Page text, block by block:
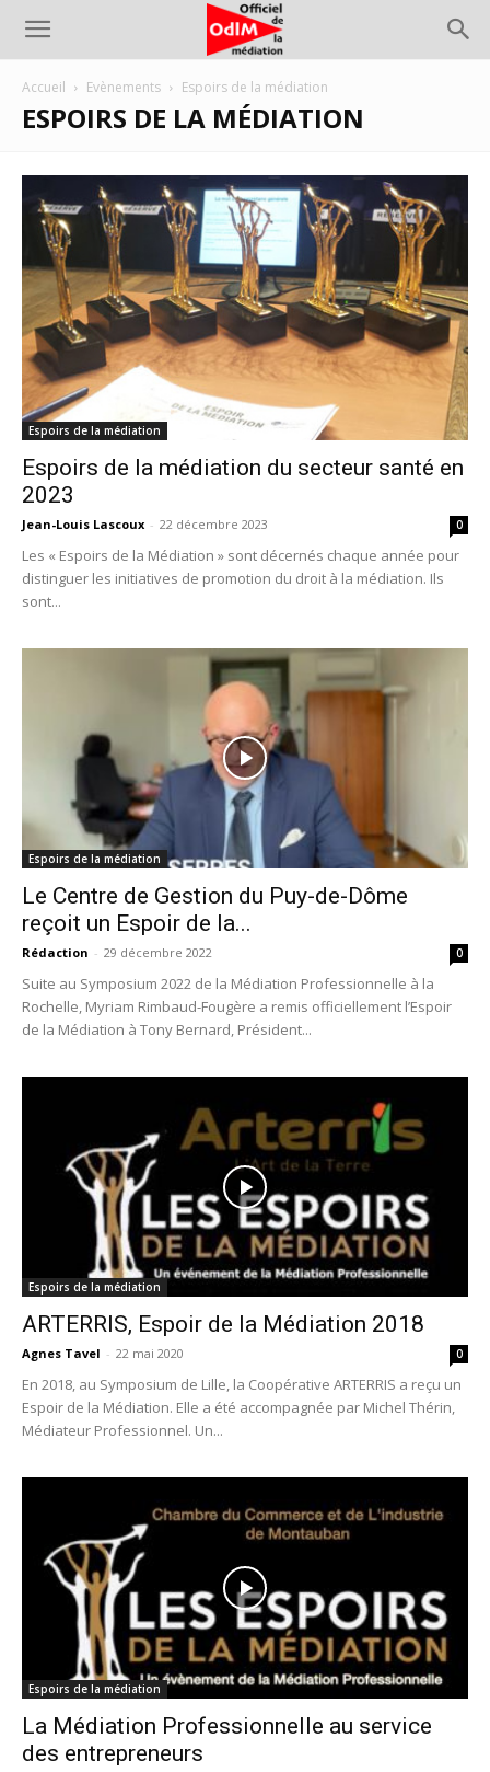
Accueil Evènements Espoirs de la médiation
ESPOIRS DE LA MÉDIATION
Espoirs de la médiation
Espoirs de la médiation du secteur santé en
2023
Jean-Louis Lascoux - 22 décembre 2023 0
Les « Espoirs de la Médiation » sont décernés chaque année pour
distinguer les initiatives de promotion du droit à la médiation. Ils
sont...
Espoirs de la médiation
Le Centre de Gestion du Puy-de-Dôme
reçoit un Espoir de la...
Rédaction - 29 décembre 2022 0
Suite au Symposium 2022 de la Médiation Professionnelle à la
Rochelle, Myriam Rimbaud-Fougère a remis officiellement l’Espoir
de la Médiation à Tony Bernard, Président...
Espoirs de la médiation
ARTERRIS, Espoir de la Médiation 2018
Agnes Tavel - 22 mai 2020 0
En 2018, au Symposium de Lille, la Coopérative ARTERRIS a reçu un
Espoir de la Médiation. Elle a été accompagnée par Michel Thérin,
Médiateur Professionnel. Un...
Espoirs de la médiation
La Médiation Professionnelle au service
des entrepreneurs